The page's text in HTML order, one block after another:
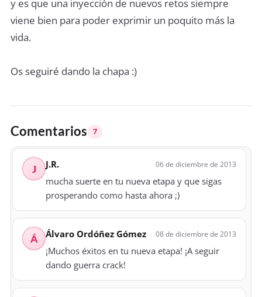
y es que una inyección de nuevos retos siempre
viene bien para poder exprimir un poquito más la
vida.
Os seguiré dando la chapa :)
Comentarios 7
J J.R. 06 de diciembre de 2013
mucha suerte en tu nueva etapa y que sigas
prosperando como hasta ahora ;)
Á Álvaro Ordóñez Gómez 08 de diciembre de 2013
¡Muchos éxitos en tu nueva etapa! ¡A seguir
dando guerra crack!